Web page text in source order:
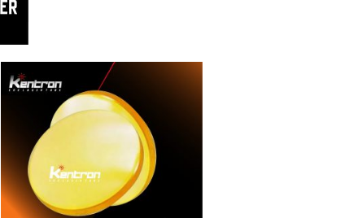
a la lista
deseos